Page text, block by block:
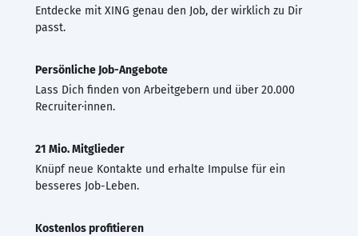
Entdecke mit XING genau den Job, der wirklich zu Dir
passt.
Persönliche Job-Angebote
Lass Dich finden von Arbeitgebern und über 20.000
Recruiter·innen.
21 Mio. Mitglieder
Knüpf neue Kontakte und erhalte Impulse für ein
besseres Job-Leben.
Kostenlos profitieren